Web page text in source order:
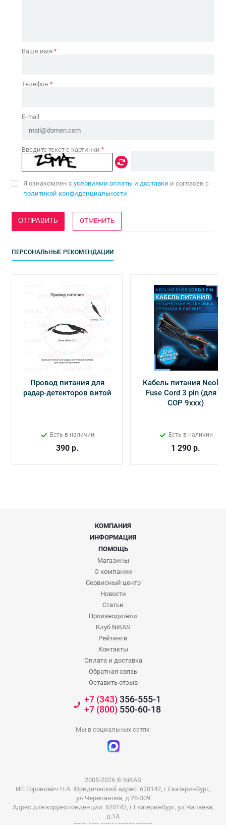
Ваше имя *
Телефон *
E-mail
Введите текст с картинки *
Я ознакомлен с условиями оплаты и доставки и согласен с
политикой конфиденциальности
ОТМЕНИТЬ
ПЕРСОНАЛЬНЫЕ РЕКОМЕНДАЦИИ
Провод питания для
радар-детекторов витой
Есть в наличии
390р.
Кабель питания
Fuse Cord 3 pin (для Х-
СОР 9ххх)
Есть в наличии
1 290 р.
КОМПАНИЯ
ИНФОРМАЦИЯ
ПОМОЩЬ
Магазины
О компании
Сервисный центр
Новости
Статьи
Производители
Клуб NiKAS
Рейтинги
Контакты
Оплата и доставка
Обратная связь
Оставить отзыв
+7 (343)356-555-1
+7 (800)550-60-18
Мы в социальных сетях:
2005-2026 © NiKAS
ИП Горонович Н.А. Юридический адрес: 620142, г.Екатеринбург,
ул.Черепанова, д.28-309
Адрес для корреспонденции: 620142, г.Екатеринбург, ул.Чапаева,
д.1А
ОГРНИП 305665832600031